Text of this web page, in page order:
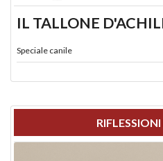
IL TALLONE
Speciale canile